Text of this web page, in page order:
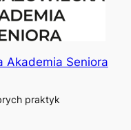
Akademia Seniora
praktyk